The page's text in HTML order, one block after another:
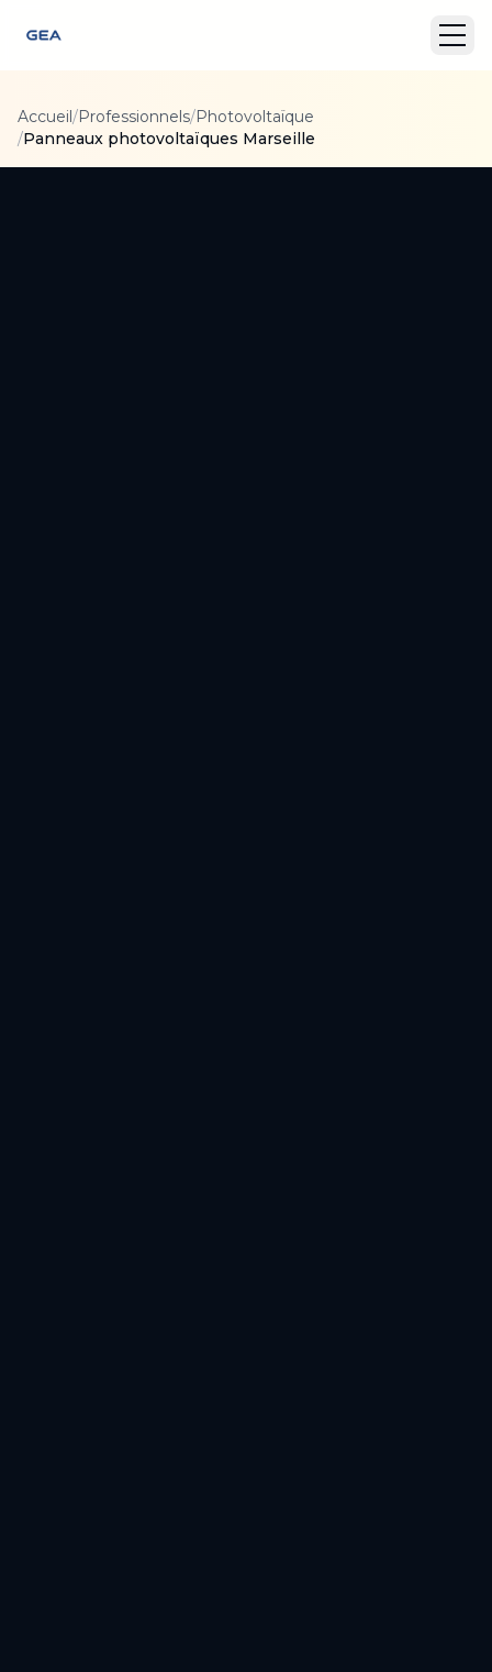
Accueil/Professionnels/Photovoltaïque
/Panneaux photovoltaïques Marseille